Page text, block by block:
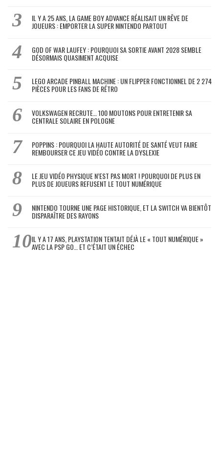
IL Y A 25 ANS, LA GAME BOY ADVANCE RÉALISAIT UN RÊVE DE
JOUEURS : EMPORTER LA SUPER NINTENDO PARTOUT
GOD OF WAR LAUFEY : POURQUOI SA SORTIE AVANT 2028 SEMBLE
DÉSORMAIS QUASIMENT ACQUISE
LEGO ARCADE PINBALL MACHINE : UN FLIPPER FONCTIONNEL DE 2 274
PIÈCES POUR LES FANS DE RÉTRO
VOLKSWAGEN RECRUTE… 100 MOUTONS POUR ENTRETENIR SA
CENTRALE SOLAIRE EN POLOGNE
POPPINS : POURQUOI LA HAUTE AUTORITÉ DE SANTÉ VEUT FAIRE
REMBOURSER CE JEU VIDÉO CONTRE LA DYSLEXIE
LE JEU VIDÉO PHYSIQUE N’EST PAS MORT ! POURQUOI DE PLUS EN
PLUS DE JOUEURS REFUSENT LE TOUT NUMÉRIQUE
NINTENDO TOURNE UNE PAGE HISTORIQUE, ET LA SWITCH VA BIENTÔT
DISPARAÎTRE DES RAYONS
IL Y A 17 ANS, PLAYSTATION TENTAIT DÉJÀ LE « TOUT NUMÉRIQUE »
AVEC LA PSP GO… ET C’ÉTAIT UN ÉCHEC